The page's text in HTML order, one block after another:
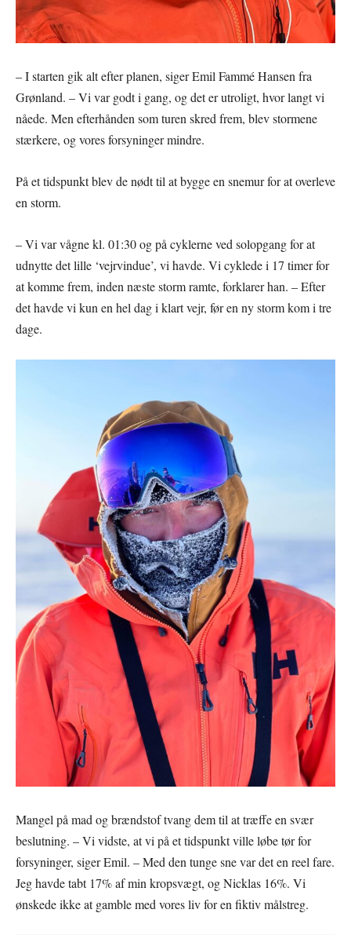
– I starten gik alt efter planen, siger Emil Fammé Hansen fra
Grønland. – Vi var godt i gang, og det er utroligt, hvor langt vi
nåede. Men efterhånden som turen skred frem, blev stormene
stærkere, og vores forsyninger mindre.
På et tidspunkt blev de nødt til at bygge en snemur for at overleve
en storm.
– Vi var vågne kl. 01:30 og på cyklerne ved solopgang for at
udnytte det lille ‘vejrvindue’, vi havde. Vi cyklede i 17 timer for
at komme frem, inden næste storm ramte, forklarer han. – Efter
det havde vi kun en hel dag i klart vejr, før en ny storm kom i tre
dage.
Mangel på mad og brændstof tvang dem til at træffe en svær
beslutning. – Vi vidste, at vi på et tidspunkt ville løbe tør for
forsyninger, siger Emil. – Med den tunge sne var det en reel fare.
Jeg havde tabt 17% af min kropsvægt, og Nicklas 16%. Vi
ønskede ikke at gamble med vores liv for en fiktiv målstreg.